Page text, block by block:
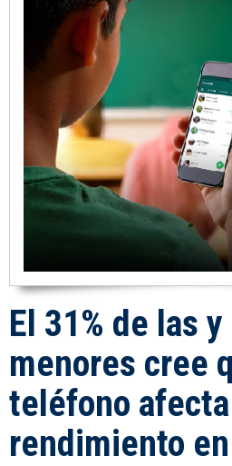
El 31% de las
menores cree
teléfono
rendimiento